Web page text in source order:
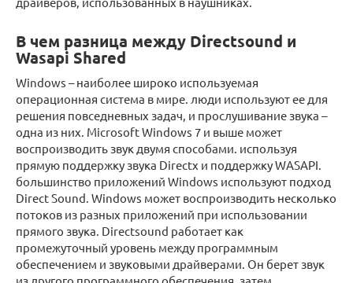
В чем разница между Directsound и
Wasapi Shared
Windows – наиболее широко используемая
операционная система в мире. люди используют ее для
решения повседневных задач, и прослушивание звука –
одна из них. Microsoft Windows 7 и выше может
воспроизводить звук двумя способами. используя
прямую поддержку звука Directx и поддержку WASAPI.
большинство приложений Windows используют подход
Direct Sound. Windows может воспроизводить несколько
потоков из разных приложений при использовании
прямого звука. Directsound работает как
промежуточный уровень между программным
обеспечением и звуковыми драйверами. Он берет звук